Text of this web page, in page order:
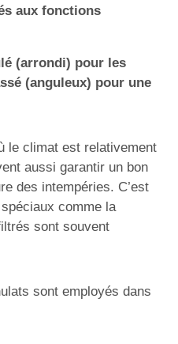
aux fonctions
(arrondi) pour les
(anguleux) pour une
le climat est relativement
aussi garantir un bon
des intempéries. C’est
comme la
sont souvent
sont employés dans